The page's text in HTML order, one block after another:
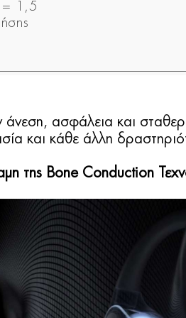
= 1,5
ασφάλεια και
και κάθε άλλη
της Bone Conduction